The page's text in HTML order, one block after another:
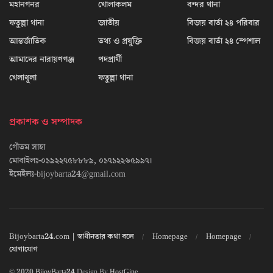
মহানগনর
ফতুল্লা থানা
আন্তর্জাতিক
আমাদের নারায়ণগঞ্জ
খেলাধূলা
খোলাকলম
জাতীয়
তথ্য ও প্রযুক্তি
পদপ্রার্থী
ফতুল্লা থানা
বন্দর থানা
বিজয় বার্তা ২৪ পরিবার
বিজয় বার্তা ২৪ স্পেশাল
প্রকাশক ও সম্পাদক
গৌতম সাহা
মোবাইলঃ-০১৯২২৭৫৮৮৮৯, ০১৭১২২৬৫৯৯৭।
ইমেইলঃ-bijoybarta24@gmail.com
Bijoybarta24.com | স্বাধীনতার কথা বলে Homepage
Homepage
যোগাযোগ